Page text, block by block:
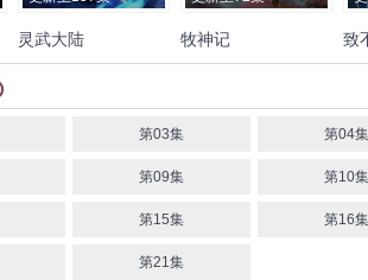
灵武大陆 牧神记
张若瑜 李欣 程玉珠 杜晴
唐昊
致
川
嗣
八
加
第03集 第04集
第09集 第10集
第15集 第16集
第21集